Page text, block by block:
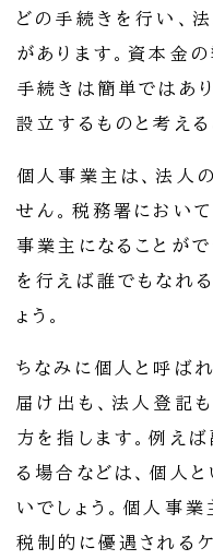
どの手続きを行い、
があります。資本金
手続きは簡単ではあ
設立するものと考える
個人事業主は、法人
せん。税務署におい
事業主になることが
を行えば誰でもなれ
ょう。
ちなみに個人と呼ば
届け出も、法人登記
方を指します。例え
る場合などは、個人
いでしょう。個人事業
税制的に優遇される